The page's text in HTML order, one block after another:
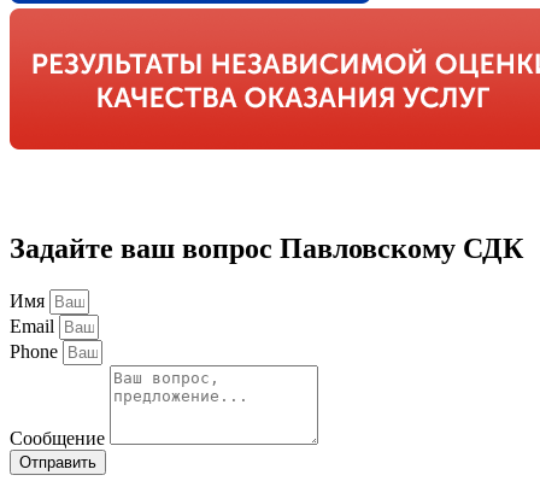
Задайте ваш вопрос Павловскому СДК
Имя
Email
Phone
Сообщение
Отправить